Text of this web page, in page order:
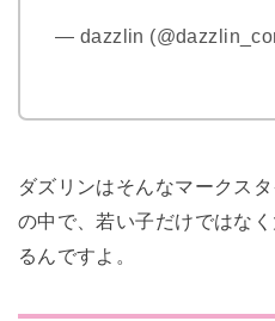
— dazzlin
ダズリンはそんなマークス
の中で、 若い子だけではな
るんですよ。